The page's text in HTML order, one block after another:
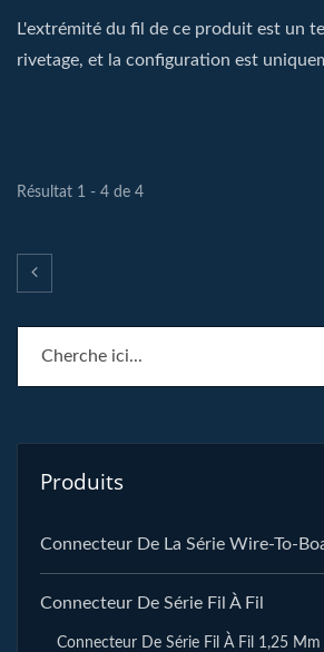
L'extrémité du fil de ce produit est un
rivetage, et la configuration est
Résultat 1 - 4 de 4
Produits
Connecteur De La Série Wire-To-
Connecteur De Série Fil À Fil
Connecteur De Série Fil À Fil 1,25 Mm